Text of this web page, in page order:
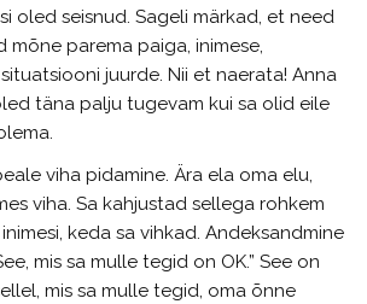
oled seisnud. Sageli märkad, et need
mõne parema paiga, inimese,
juurde. Nii et naerata! Anna
täna palju tugevam kui sa olid eile
viha pidamine. Ära ela oma elu,
viha. Sa kahjustad sellega rohkem
keda sa vihkad. Andeksandmine
mis sa mulle tegid on OK.” See on
mis sa mulle tegid, oma õnne